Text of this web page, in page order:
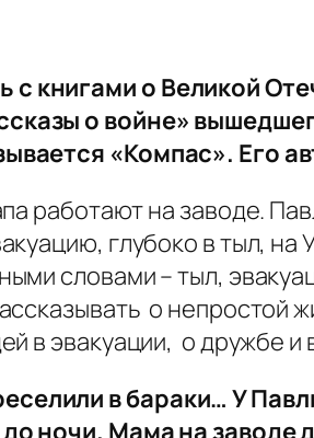
книгами о Великой
о войне»
«Компас». Его
работают на заводе.
глубоко в тыл,
словами – тыл,
о непростой
в эвакуации, о дружбе и
в бараки… У
ночи. Мама на заводе